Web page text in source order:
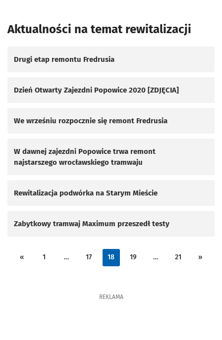
Aktualności na temat rewitalizacji
Drugi etap remontu Fredrusia
Dzień Otwarty Zajezdni Popowice 2020 [ZDJĘCIA]
We wrześniu rozpocznie się remont Fredrusia
W dawnej zajezdni Popowice trwa remont
najstarszego wrocławskiego tramwaju
Rewitalizacja podwórka na Starym Mieście
Zabytkowy tramwaj Maximum przeszedł testy
« 1 … 17 18 19 … 21 »
REKLAMA